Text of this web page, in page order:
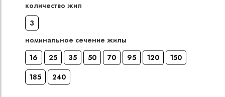
количество жил
3
номинальное сечение жилы
16
25 35 50 70 95 120
150
185
240